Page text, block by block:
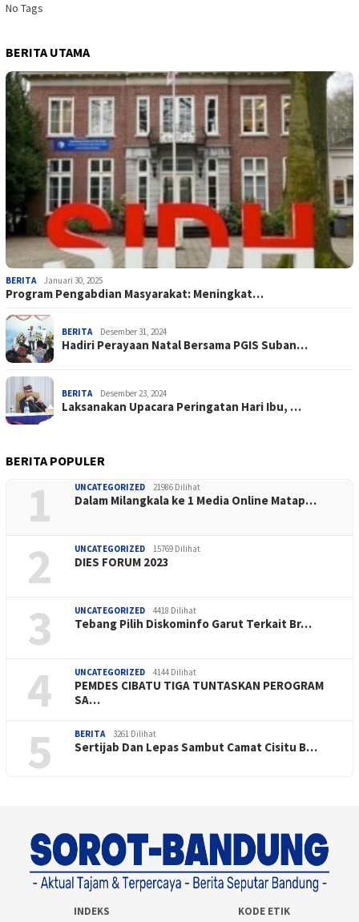
No Tags
BERITA UTAMA
BERITA Januari 30, 2025
Program Pengabdian Masyarakat: Meningkat…
BERITA Desember 31, 2024
Hadiri Perayaan Natal Bersama PGIS Suban…
BERITA Desember 23, 2024
Laksanakan Upacara Peringatan Hari Ibu, …
BERITA POPULER
1 UNCATEGORIZED 21986 Dilihat
Dalam Milangkala ke 1 Media Online Matap…
2 UNCATEGORIZED 15769 Dilihat
DIES FORUM 2023
3 UNCATEGORIZED 4418 Dilihat
Tebang Pilih Diskominfo Garut Terkait Br…
4 UNCATEGORIZED 4144 Dilihat
PEMDES CIBATU TIGA TUNTASKAN PEROGRAM
SA…
5 BERITA 3261 Dilihat
Sertijab Dan Lepas Sambut Camat Cisitu B…
INDEKS KODE ETIK